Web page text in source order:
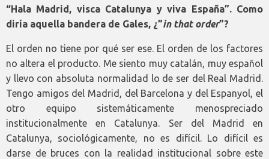
“Hala Madrid, visca Catalunya y viva España”. Como
diría aquella bandera de Gales, ¿”in that order”?
El orden no tiene por qué ser ese. El orden de los factores
no altera el producto. Me siento muy catalán, muy español
y llevo con absoluta normalidad lo de ser del Real Madrid.
Tengo amigos del Madrid, del Barcelona y del Espanyol, el
otro equipo sistemáticamente menospreciado
institucionalmente en Catalunya. Ser del Madrid en
Catalunya, sociológicamente, no es difícil. Lo difícil es
darse de bruces con la realidad institucional sobre este